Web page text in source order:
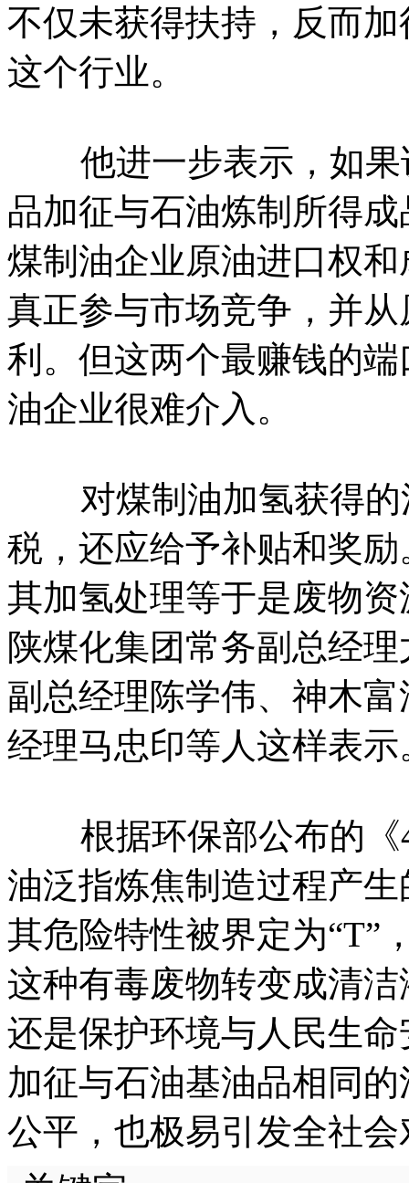
不仅未获得扶持，反而
这个行业。
他进一步表示，如果
品加征与石油炼制所得
煤制油企业原油进口权
真正参与市场竞争，并
利。但这两个最赚钱的
油企业很难介入。
对煤制油加氢获得的
税，还应给予补贴和奖
其加氢处理等于是废物
陕煤化集团常务副总经
副总经理陈学伟、神木
经理马忠印等人这样表示
根据环保部公布的《
油泛指炼焦制造过程产
其危险特性被界定为“T”
这种有毒废物转变成清
还是保护环境与人民生
加征与石油基油品相同
公平，也极易引发全社